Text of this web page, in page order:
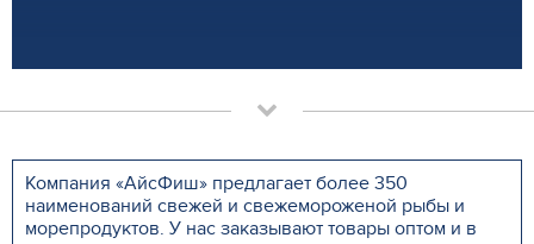
Компания «АйсФиш» предлагает более 350
наименований свежей и свежемороженой рыбы и
морепродуктов. У нас заказывают товары оптом и в